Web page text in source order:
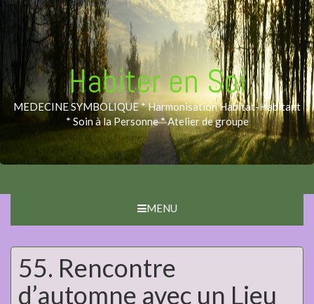
Habiter en Soi
MEDECINE SYMBOLIQUE * Harmonisation Habitat-Habitant
* Soin à la Personne * Atelier de groupe
MENU
55. Rencontre
d’automne avec un Lieu